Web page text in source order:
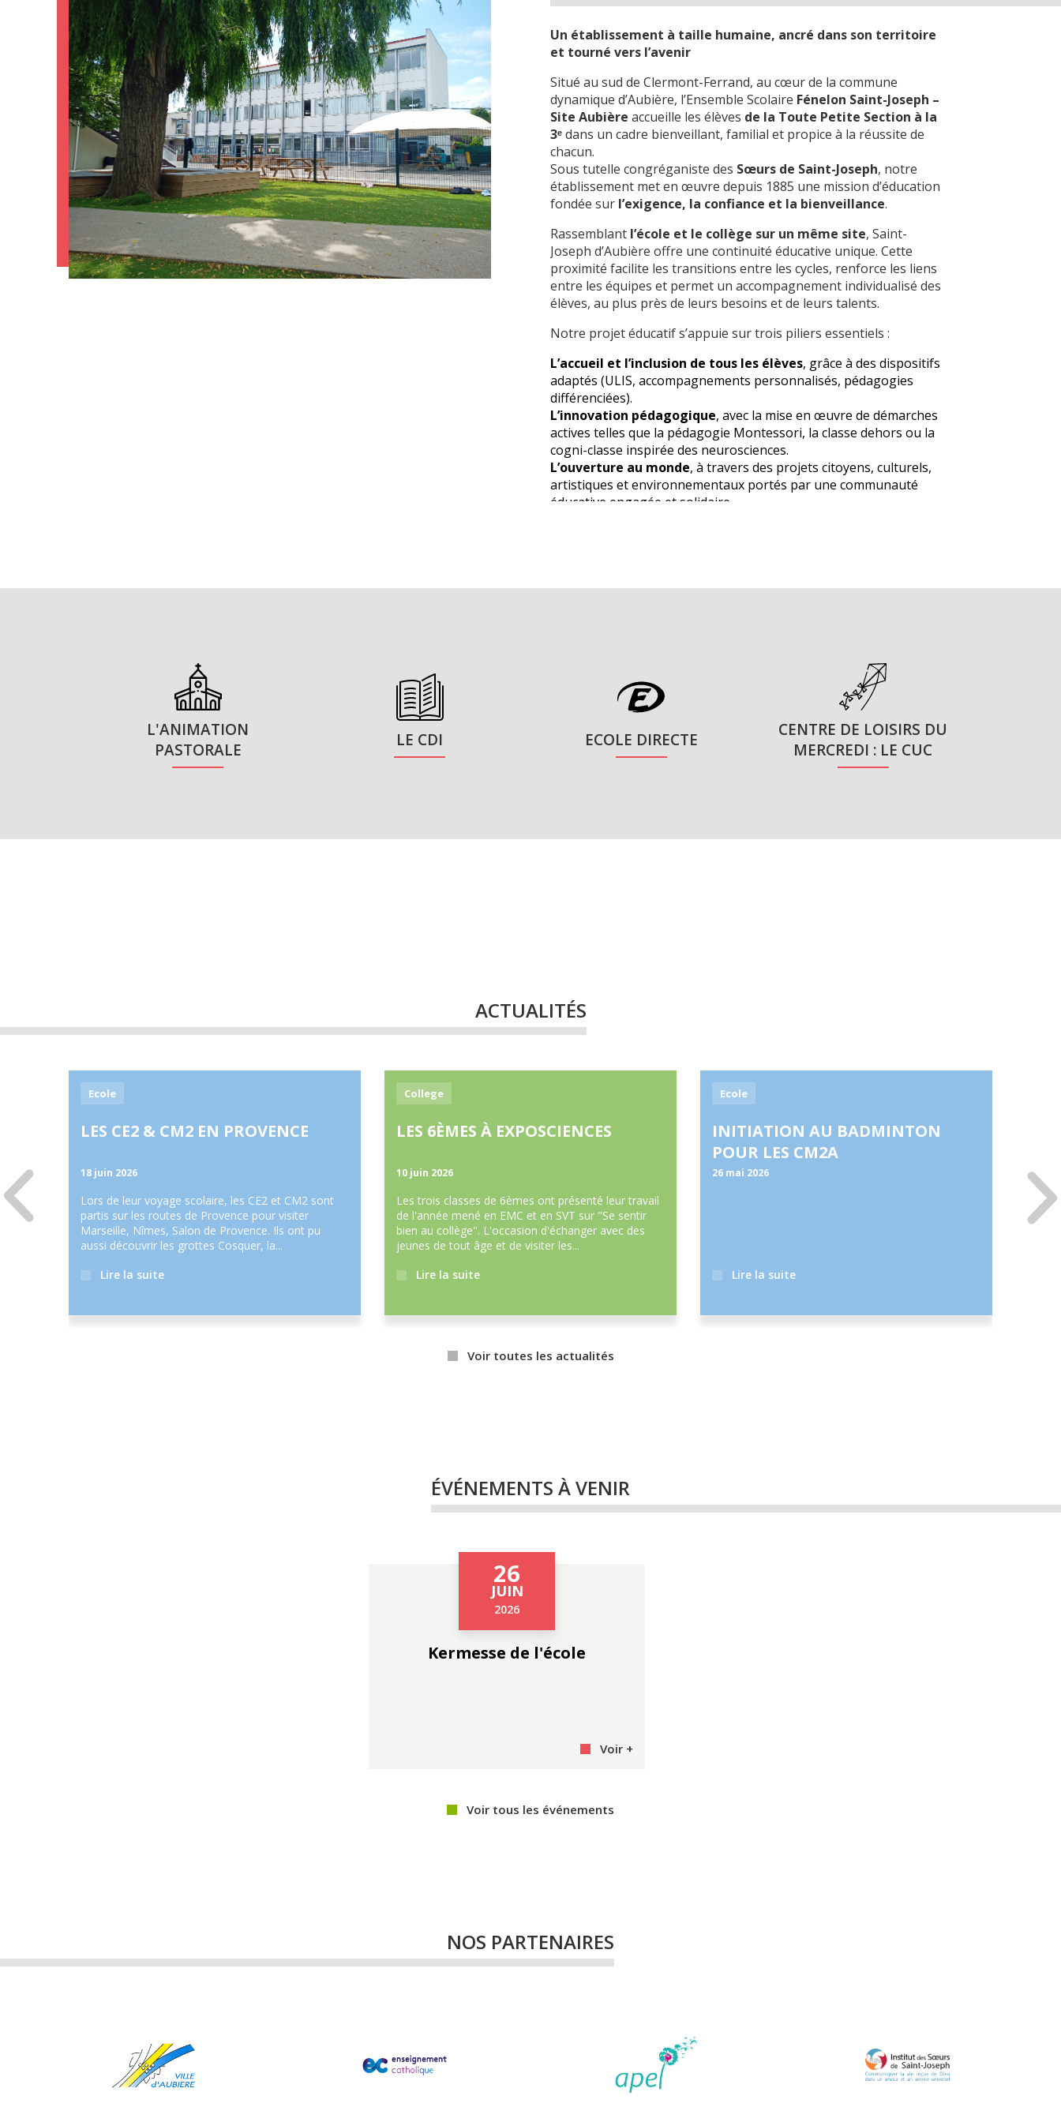
Un établissement à taille humaine, ancré dans son territoire
et tourné vers l’avenir
Situé au sud de Clermont-Ferrand, au cœur de la commune
dynamique d’Aubière, l’Ensemble Scolaire Fénelon Saint-Joseph –
Site Aubière accueille les élèves de la Toute Petite Section à la
3ᵉdans un cadre bienveillant, familial et propice à la réussite de
chacun.
Sous tutelle congréganiste des Sœurs de Saint-Joseph, notre
établissement met en œuvre depuis 1885 une mission d’éducation
fondée sur l’exigence, la confiance et la bienveillance.
Rassemblant l’école et le collège sur un même site, Saint-
Joseph d’Aubière offre une continuité éducative unique. Cette
proximité facilite les transitions entre les cycles, renforce les liens
entre les équipes et permet un accompagnement individualisé des
élèves, au plus près de leurs besoins et de leurs talents.
Notre projet éducatif s’appuie sur trois piliers essentiels :
L’accueil et l’inclusion de tous les élèves, grâce à des dispositifs
adaptés (ULIS, accompagnements personnalisés, pédagogies
différenciées).
L’innovation pédagogique, avec la mise en œuvre de démarches
actives telles que la pédagogie Montessori, la classe dehors ou la
cogni-classe inspirée des neurosciences.
L’ouverture au monde, à travers des projets citoyens, culturels,
artistiques et environnementaux portés par une communauté
éducative engagée et solidaire.
responsabilité écologique et à la coopération.
Fort d’un ancrage local reconnu et d’une ouverture toujours
renouvelée, Fénelon Saint-Joseph – Site Aubière poursuit sa
former des jeunes épanouis, autonomes et acteurs
d’un monde en devenir.
Marie-Ange ALLIGIER , Chef d’établissement 1erdegré
L'ANIMATION
PASTORALE
LE CDI ECOLE DIRECTE
CENTRE DE LOISIRS DU
MERCREDI : LE CUC
ACTUALITÉS
au
de
Ecole
LES CE2 & CM2 EN PROVENCE
18 juin 2026
Lors de leur voyage scolaire, les CE2 et CM2 sont
partis sur les routes de Provence pour visiter
Marseille, Nîmes, Salon de Provence. Ils ont pu
aussi découvrir les grottes Cosquer, la...
Lire la suite
College
LES 6ÈMES À EXPOSCIENCES
10 juin 2026
Les trois classes de 6èmes ont présenté leur travail
de l'année mené en EMC et en SVT sur "Se sentir
bien au collège". L'occasion d'échanger avec des
jeunes de tout âge et de visiter les...
Lire la suite
Ecole
INITIATION AU BADMINTON
POUR LES CM2A
26 mai 2026
Lire la suite
12
Les
Voir toutes les actualités
ÉVÉNEMENTS À VENIR
26
JUIN
2026
Kermesse de l'école
Voir +
Voir tous les événements
NOS PARTENAIRES